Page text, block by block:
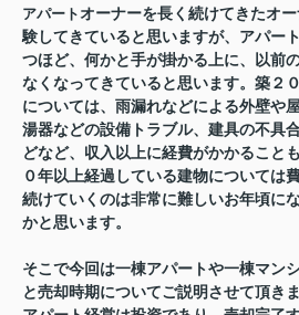
アパートオーナーを長く続けてきたオ
験してきていると思いますが、アパー
つほど、何かと手が掛かる上に、以前
なくなってきていると思います。築２
については、雨漏れなどによる外壁や
湯器などの設備トラブル、建具の不具
どなど、収入以上に経費がかかること
０年以上経過している建物については
続けていくのは非常に難しいお年頃に
かと思います。
そこで今回は一棟アパートや一棟マン
と売却時期についてご説明させて頂きま